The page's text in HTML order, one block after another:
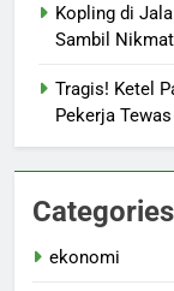
Kopling di
Sambil
Tragis! Ketel
Pekerja
Categories
ekonomi